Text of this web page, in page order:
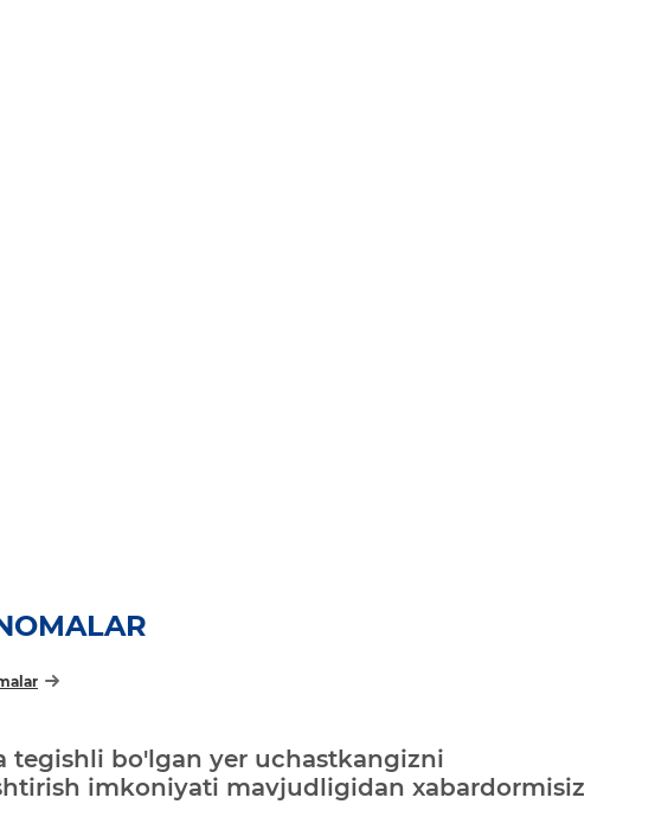
tegishli bo'lgan yer uchastkangizni
imkoniyati mavjudligidan xabardormisiz